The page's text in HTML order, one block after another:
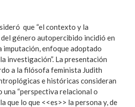
que “el contexto y la
género autopercibido incidió en
imputación, enfoque adoptado
investigación”. La presentación
a la filósofa feminista Judith
e históricas consideran
una “perspectiva relacional o
que lo que <<es>> la persona y, de